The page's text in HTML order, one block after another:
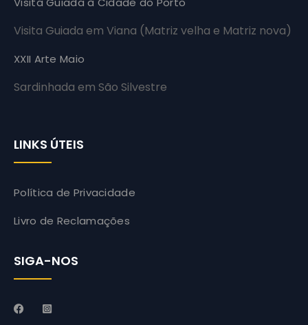
Visita Guiada em Viana (Matriz velha e Matriz nova)
XXII Arte Maio
Sardinhada em São Silvestre
LINKS ÚTEIS
Política de Privacidade
Livro de Reclamações
SIGA-NOS